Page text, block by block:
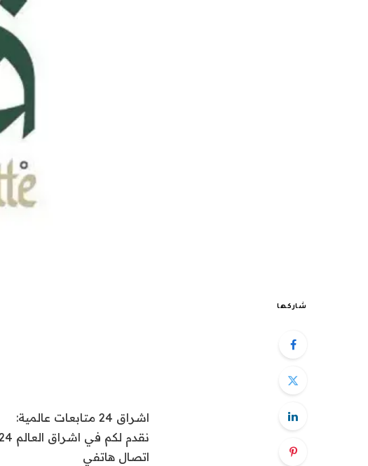
شاركها
اشراق 24 متابعات عالمية:
اتصال هاتفي